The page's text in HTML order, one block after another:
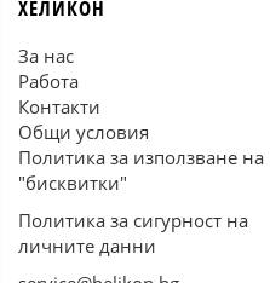
ХЕЛИКОН
За нас
Работа
Контакти
Общи условия
Политика за използване на
"бисквитки"
Политика за сигурност на
личните данни